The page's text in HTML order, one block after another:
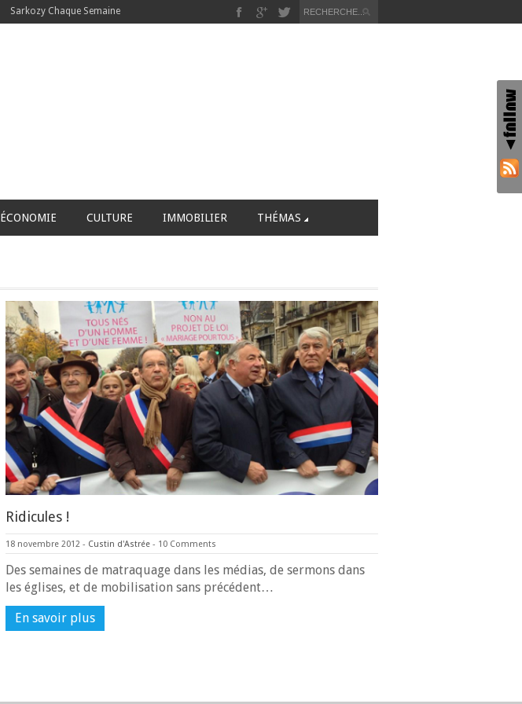
Sarkozy Chaque Semaine
ÉCONOMIE CULTURE IMMOBILIER THÉMAS
Ridicules !
18 novembre 2012 - Custin d'Astrée - 10 Comments
Des semaines de matraquage dans les médias, de sermons dans
les églises, et de mobilisation sans précédent…
En savoir plus